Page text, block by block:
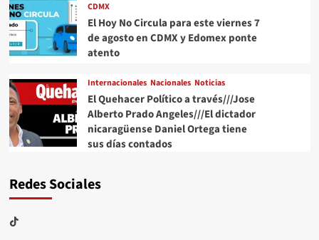
CDMX
El Hoy No Circula para este viernes 7
de agosto en CDMX y Edomex ponte
atento
Internacionales Nacionales Noticias
El Quehacer Político a través///Jose
Alberto Prado Angeles///El dictador
nicaragüense Daniel Ortega tiene
sus días contados
Redes Sociales
TikTok